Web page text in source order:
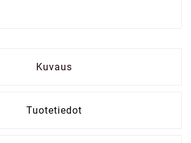
Kuvaus
Tuotetiedot